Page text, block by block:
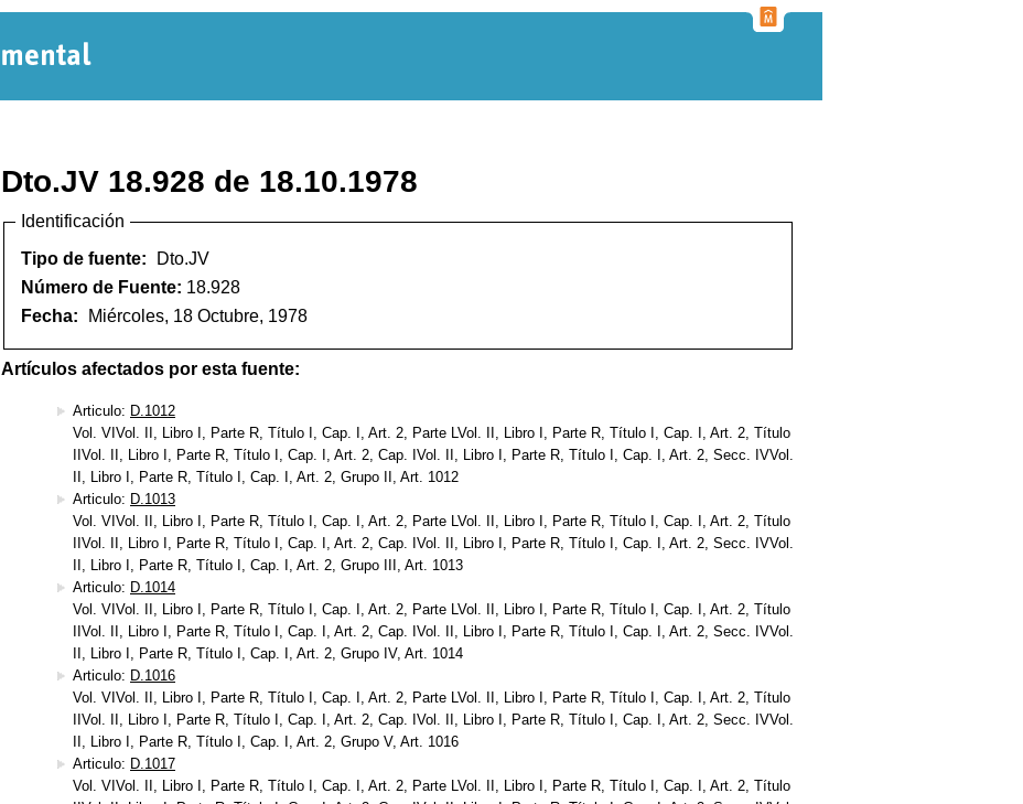
Dto.JV 18.928 de 18.10.1978
Identificación
Tipo de fuente:
Dto.JV
Número de Fuente: 18.928
Fecha:
Miércoles, 18 Octubre, 1978
Artículos afectados por esta fuente:
Articulo: D.1012
Vol. VIVol. II, Libro I, Parte R, Título I, Cap. I, Art. 2, Parte LVol. II, Libro I, Parte R, Título I, Cap. I, Art. 2, Título
IIVol. II, Libro I, Parte R, Título I, Cap. I, Art. 2, Cap. IVol. II, Libro I, Parte R, Título I, Cap. I, Art. 2, Secc. IVVol.
II, Libro I, Parte R, Título I, Cap. I, Art. 2, Grupo II, Art. 1012
Articulo: D.1013
Vol. VIVol. II, Libro I, Parte R, Título I, Cap. I, Art. 2, Parte LVol. II, Libro I, Parte R, Título I, Cap. I, Art. 2, Título
IIVol. II, Libro I, Parte R, Título I, Cap. I, Art. 2, Cap. IVol. II, Libro I, Parte R, Título I, Cap. I, Art. 2, Secc. IVVol.
II, Libro I, Parte R, Título I, Cap. I, Art. 2, Grupo III, Art. 1013
Articulo: D.1014
Vol. VIVol. II, Libro I, Parte R, Título I, Cap. I, Art. 2, Parte LVol. II, Libro I, Parte R, Título I, Cap. I, Art. 2, Título
IIVol. II, Libro I, Parte R, Título I, Cap. I, Art. 2, Cap. IVol. II, Libro I, Parte R, Título I, Cap. I, Art. 2, Secc. IVVol.
II, Libro I, Parte R, Título I, Cap. I, Art. 2, Grupo IV, Art. 1014
Articulo: D.1016
Vol. VIVol. II, Libro I, Parte R, Título I, Cap. I, Art. 2, Parte LVol. II, Libro I, Parte R, Título I, Cap. I, Art. 2, Título
IIVol. II, Libro I, Parte R, Título I, Cap. I, Art. 2, Cap. IVol. II, Libro I, Parte R, Título I, Cap. I, Art. 2, Secc. IVVol.
II, Libro I, Parte R, Título I, Cap. I, Art. 2, Grupo V, Art. 1016
Articulo: D.1017
Vol. VIVol. II, Libro I, Parte R, Título I, Cap. I, Art. 2, Parte LVol. II, Libro I, Parte R, Título I, Cap. I, Art. 2, Título